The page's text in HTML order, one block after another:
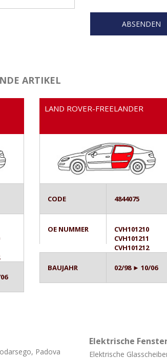
ARTIKEL
LAND ROVER-FREELANDER
CODE 4844075
OE NUMMER
CVH101210
CVH101211
CVH101212
BAUJAHR 02/98 ► 10/06
Padova
Elektrische
Elektrische